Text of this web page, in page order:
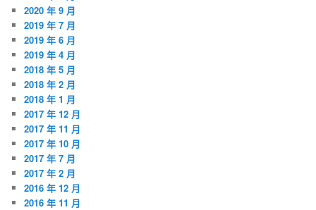
2020 年 9 月
2019 年 7 月
2019 年 6 月
2019 年 4 月
2018 年 5 月
2018 年 2 月
2018 年 1 月
2017 年 12 月
2017 年 11 月
2017 年 10 月
2017 年 7 月
2017 年 2 月
2016 年 12 月
2016 年 11 月